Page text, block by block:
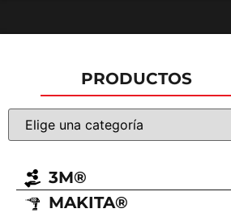
PRODUCTOS
3M®
MAKITA®